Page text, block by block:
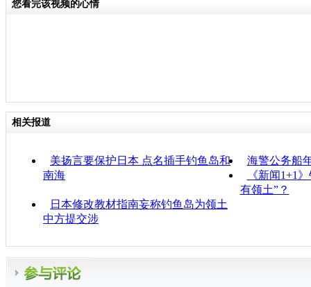
您看完该视频的心情
相关报道
美扬言要保护日本 点名插手钓鱼岛和
南海
海警公务船
《新闻1+1
有领土”？
日本修改教材指南妄称钓鱼岛为领土
中方提交涉